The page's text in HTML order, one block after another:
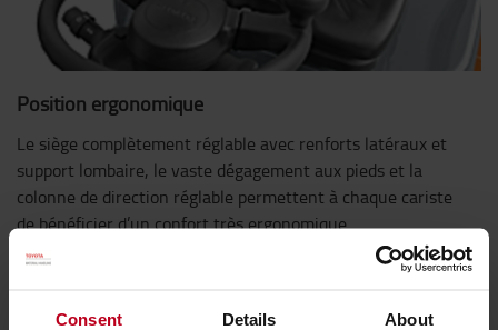
Consent Details About
Position ergonomique
Le siège complètement réglable avec renforts latéraux et
support lombaire, le vaste dégagement aux pieds et la
colonne de direction réglable permettent à chaque cariste
de bénéficier d’un confort très ergonomique.